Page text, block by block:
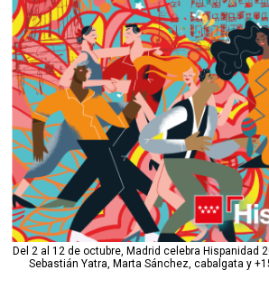
Del 2 al 12 de octubre, Madrid celebra Hispanidad
Sebastián Yatra, Marta Sánchez, cabalgata y